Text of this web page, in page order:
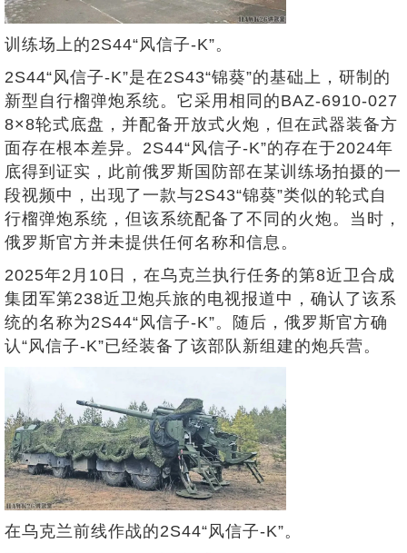
训练场上的2S44“风信子-K”。
2S44“风信子-K”是在2S43“锦葵”的基础上，研制的
新型自行榴弹炮系统。它采用相同的BAZ-6910-027
8×8轮式底盘，并配备开放式火炮，但在武器装备方
面存在根本差异。2S44“风信子-K”的存在于2024年
底得到证实，此前俄罗斯国防部在某训练场拍摄的一
段视频中，出现了一款与2S43“锦葵”类似的轮式自
行榴弹炮系统，但该系统配备了不同的火炮。当时，
俄罗斯官方并未提供任何名称和信息。
2025年2月10日，在乌克兰执行任务的第8近卫合成
集团军第238近卫炮兵旅的电视报道中，确认了该系
统的名称为2S44“风信子-K”。随后，俄罗斯官方确
认“风信子-K”已经装备了该部队新组建的炮兵营。
在乌克兰前线作战的2S44“风信子-K”。